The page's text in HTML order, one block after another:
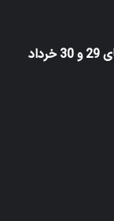
برنامه بازی های جام جهانی فوتبال در روزهای 29 و 30 خرداد